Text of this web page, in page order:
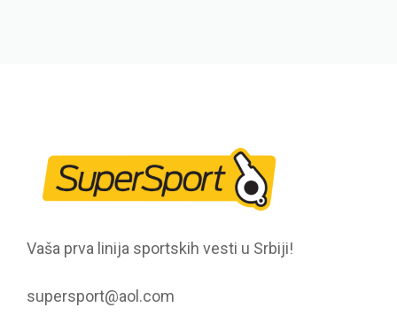
Vaša prva linija sportskih vesti u Srbiji!
supersport@aol.com